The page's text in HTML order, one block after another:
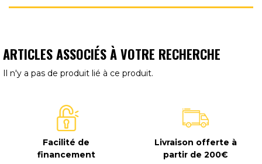
ARTICLES ASSOCIÉS À VOTRE RECHERCHE
Il n'y a pas de produit lié à ce produit.
Facilité de
financement
Livraison offerte à
partir de 200€